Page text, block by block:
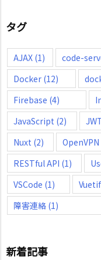
タグ
AJAX (1) code-
Docker (12)
Firebase (4)
JavaScript (2)
Nuxt (2) OpenVPN
RESTful API (1)
VSCode (1)
障害連絡 (1)
新着記事